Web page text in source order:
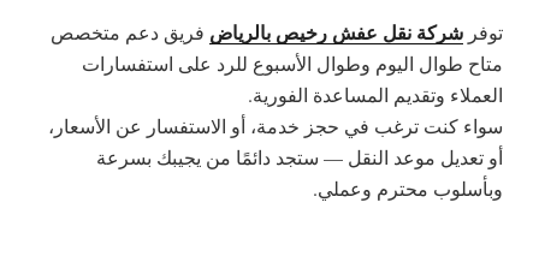
توفر شركة نقل عفش رخيص بالرياض فريق دعم متخصص
متاح طوال اليوم وطوال الأسبوع للرد على استفسارات
العملاء وتقديم المساعدة الفورية.
سواء كنت ترغب في حجز خدمة، أو الاستفسار عن الأسعار،
أو تعديل موعد النقل — ستجد دائمًا من يجيبك بسرعة
وبأسلوب محترم وعملي.